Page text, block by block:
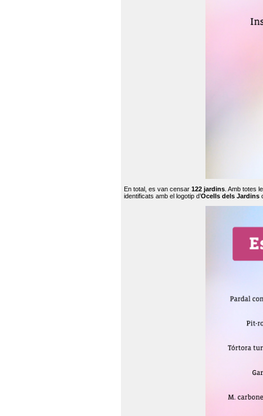
En total, es van censar 122 jardins . Amb totes
identificats amb el logotip d’Ocells dels Jardins